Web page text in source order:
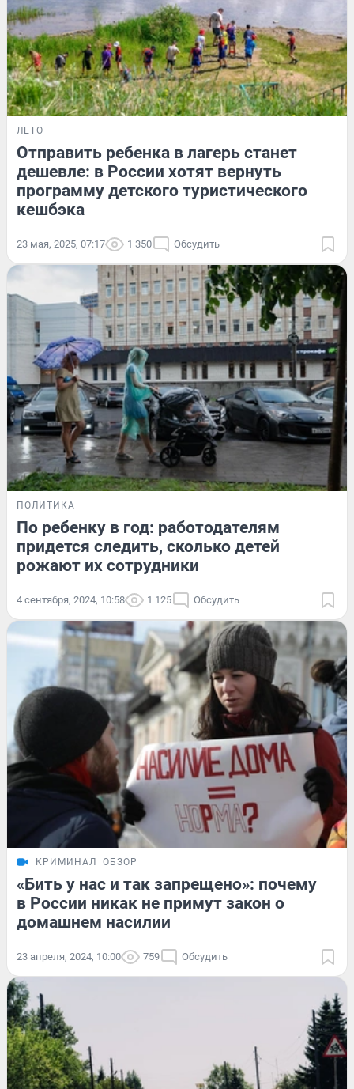
ЛЕТО
Отправить ребенка в лагерь станет
дешевле: в России хотят вернуть
программу детского туристического
кешбэка
23 мая, 2025, 07:17 1 350 Обсудить
ПОЛИТИКА
По ребенку в год: работодателям
придется следить, сколько детей
рожают их сотрудники
4 сентября, 2024, 10:58 1 125 Обсудить
КРИМИНАЛ ОБЗОР
«Бить у нас и так запрещено»: почему
в России никак не примут закон о
домашнем насилии
23 апреля, 2024, 10:00 759 Обсудить